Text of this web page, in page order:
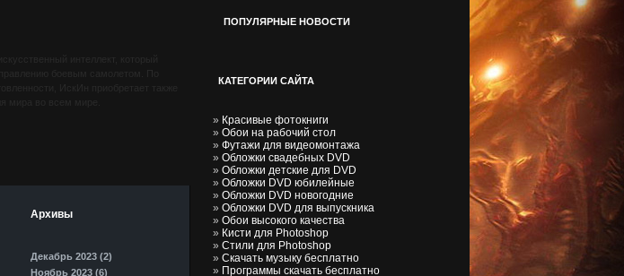
Архивы
Декабрь 2023 (2)
Ноябрь 2023 (6)
ПОПУЛЯРНЫЕ НОВОСТИ
КАТЕГОРИИ САЙТА
» Красивые фотокниги
» Обои на рабочий стол
» Футажи для видеомонтажа
» Обложки свадебных DVD
» Обложки детские для DVD
» Обложки DVD юбилейные
» Обложки DVD новогодние
» Обложки DVD для выпускника
» Обои высокого качества
» Кисти для Photoshop
» Стили для Photoshop
» Скачать музыку бесплатно
» Программы скачать бесплатно